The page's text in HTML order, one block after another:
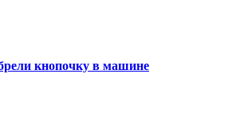
кнопочку в машине